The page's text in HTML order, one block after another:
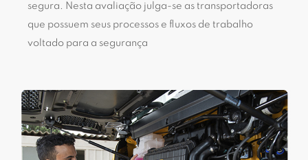
segura. Nesta avaliação julga-se as transportadoras
que possuem seus processos e fluxos de trabalho
voltado para a segurança